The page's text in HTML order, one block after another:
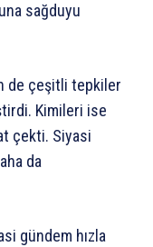
sağduyu
de çeşitli tepkiler
Kimileri ise
çekti. Siyasi
da
gündem hızla